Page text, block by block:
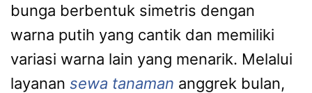
bunga berbentuk simetris dengan
warna putih yang cantik dan memiliki
variasi warna lain yang menarik. Melalui
layanan sewa tanaman anggrek bulan,